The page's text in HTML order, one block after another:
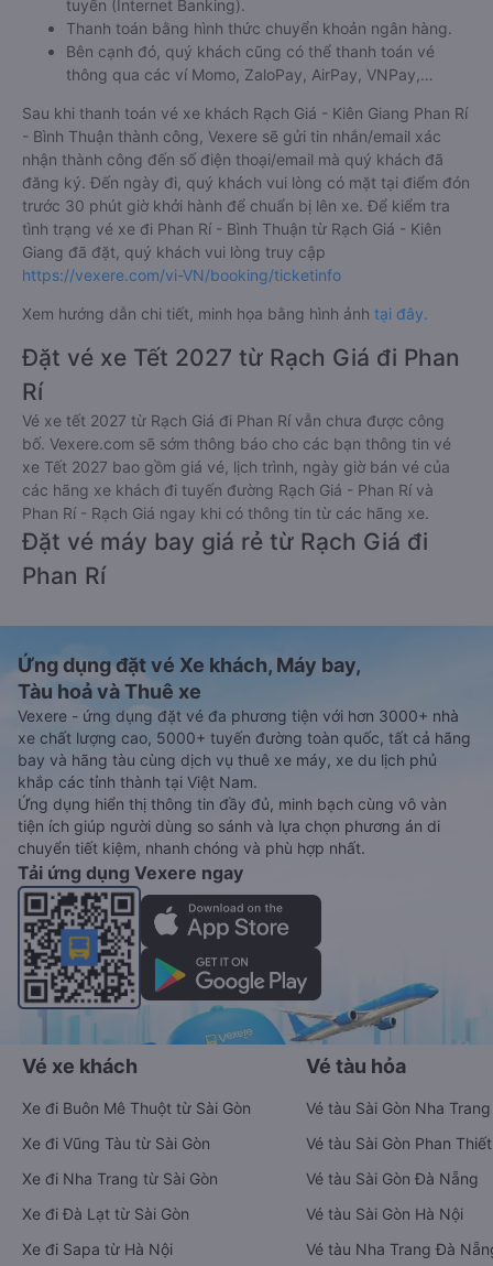
tuyến (Internet Banking).
Thanh toán bằng hình thức chuyển khoản ngân hàng.
Bên cạnh đó, quý khách cũng có thể thanh toán vé
thông qua các ví Momo, ZaloPay, AirPay, VNPay,…
Sau khi thanh toán vé xe khách Rạch Giá - Kiên Giang Phan Rí
- Bình Thuận thành công, Vexere sẽ gửi tin nhắn/email xác
nhận thành công đến số điện thoại/email mà quý khách đã
đăng ký. Đến ngày đi, quý khách vui lòng có mặt tại điểm đón
trước 30 phút giờ khởi hành để chuẩn bị lên xe. Để kiểm tra
tình trạng vé xe đi Phan Rí - Bình Thuận từ Rạch Giá - Kiên
Giang đã đặt, quý khách vui lòng truy cập
https://vexere.com/vi-VN/booking/ticketinfo
Xem hướng dẫn chi tiết, minh họa bằng hình ảnh tại đây.
Đặt vé xe Tết 2027 từ Rạch Giá đi Phan
Rí
Vé xe tết 2027 từ Rạch Giá đi Phan Rí vẫn chưa được công
bố. Vexere.com sẽ sớm thông báo cho các bạn thông tin vé
xe Tết 2027 bao gồm giá vé, lịch trình, ngày giờ bán vé của
các hãng xe khách đi tuyến đường Rạch Giá - Phan Rí và
Phan Rí - Rạch Giá ngay khi có thông tin từ các hãng xe.
Đặt vé máy bay giá rẻ từ Rạch Giá đi
Phan Rí
Ứng dụng đặt vé Xe khách, Máy bay,
Tàu hoả và Thuê xe
Vexere - ứng dụng đặt vé đa phương tiện với hơn 3000+ nhà
xe chất lượng cao, 5000+ tuyến đường toàn quốc, tất cả hãng
bay và hãng tàu cùng dịch vụ thuê xe máy, xe du lịch phủ
khắp các tỉnh thành tại Việt Nam.
Ứng dụng hiển thị thông tin đầy đủ, minh bạch cùng vô vàn
tiện ích giúp người dùng so sánh và lựa chọn phương án di
chuyển tiết kiệm, nhanh chóng và phù hợp nhất.
Tải ứng dụng Vexere ngay
Vé xe khách
Xe đi Buôn Mê Thuột từ Sài Gòn
Xe đi Vũng Tàu từ Sài Gòn
Xe đi Nha Trang từ Sài Gòn
Xe đi Đà Lạt từ Sài Gòn
Xe đi Sapa từ Hà Nội
Vé tàu hỏa
Vé tàu Sài Gòn Nha Trang
Vé tàu Sài Gòn Phan Thiết
Vé tàu Sài Gòn Đà Nẵng
Vé tàu Sài Gòn Hà Nội
Vé tàu Nha Trang Đà